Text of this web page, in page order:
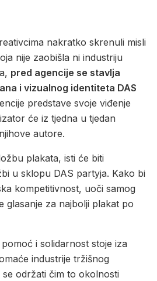
nakratko skrenuli misli
nije zaobišla ni industriju
pred agencije se stavlja
i vizualnog identiteta DAS
predstave svoje viđenje
će iz tjedna u tjedan
autore.
plakata, isti će biti
u sklopu DAS partyja. Kako bi
kompetitivnost, uoči samog
glasanje za najbolji plakat po
i solidarnost stoje iza
industrije tržišnog
održati čim to okolnosti